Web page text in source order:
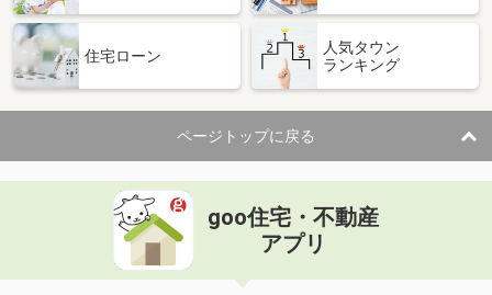
兵庫県明石市大久保町西島
住 所
兵庫県明石市大久保町西島
専有面積 45.09m²
間取り
2DK
兵庫県明石市魚住町西岡
価 格
住 所
兵庫県明石市魚住町西岡
専有面積 25.67m²
住宅ローン
人気タウン
ランキング
ページトップに戻る
goo住宅・不動産
アプリ